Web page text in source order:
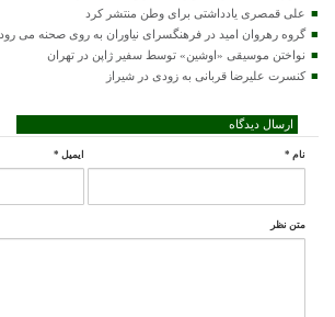
علی قمصری یادداشتی برای وطن منتشر کرد
گروه رهروان امید در فرهنگسرای نیاوران به روی صحنه می رود
نواختن موسیقی «اوشین» توسط سفیر ژاپن در تهران
کنسرت علیرضا قربانی به زودی در شیراز
ارسال دیدگاه
نام * ایمیل *
متن نظر